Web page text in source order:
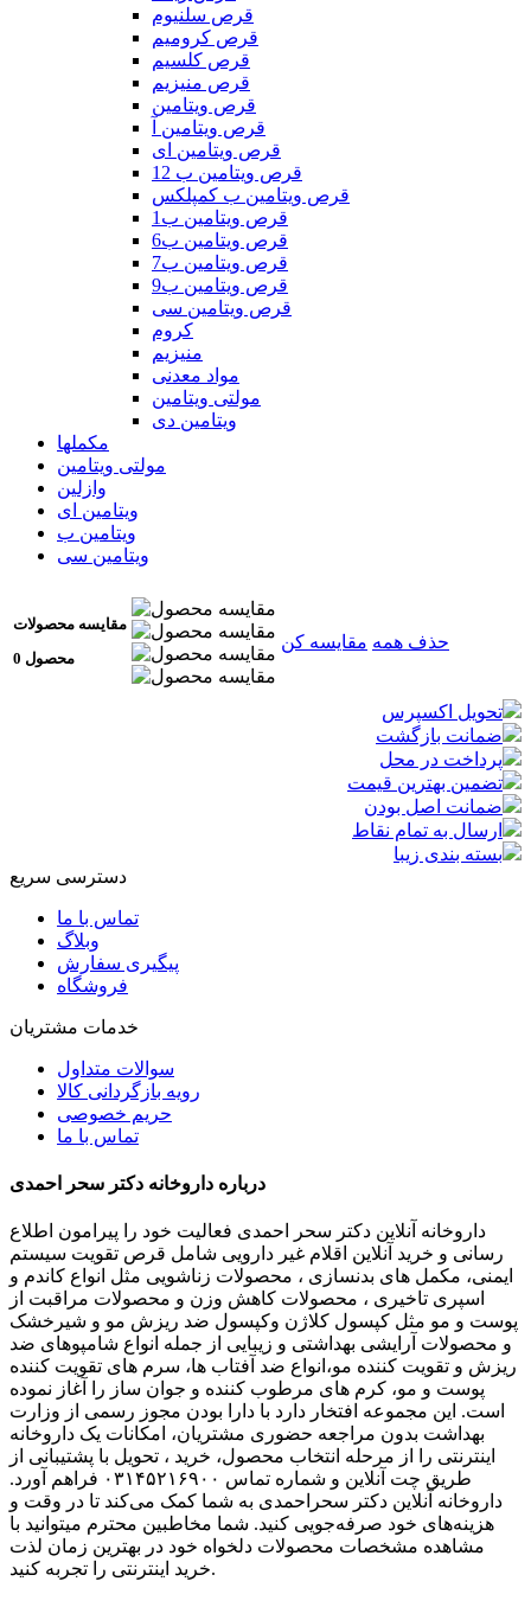
قرص سلنیوم
قرص کرومیم
قرص کلسیم
قرص منیزیم
قرص ویتامین
قرص ویتامین آ
قرص ویتامین ای
قرص ویتامین ب 12
قرص ویتامین ب کمپلکس
قرص ویتامین ب1
قرص ویتامین ب6
قرص ویتامین ب7
قرص ویتامین ب9
قرص ویتامین سی
کروم
منیزیم
مواد معدنی
مولتی ویتامین
ویتامین دی
مکملها
مولتی ویتامین
وازلین
ویتامین ای
ویتامین ب
ویتامین سی
مقایسه محصولات
0 محصول
حذف همه مقایسه کن
تحویل اکسپرس
ضمانت بازگشت
پرداخت در محل
تضمین بهترین قیمت
ضمانت اصل بودن
ارسال به تمام نقاط
بسته بندی زیبا
دسترسی سریع
تماس با ما
وبلاگ
پیگیری سفارش
فروشگاه
خدمات مشتریان
سوالات متداول
رویه بازگردانی کالا
حریم خصوصی
تماس با ما
درباره داروخانه دکتر سحر احمدی
داروخانه آنلاین دکتر سحر احمدی فعالیت خود را پیرامون اطلاع
رسانی و خرید آنلاین اقلام غیر دارویی شامل قرص تقویت سیستم
ایمنی، مکمل های بدنسازی ، محصولات زناشویی مثل انواع کاندم و
اسپری تاخیری ، محصولات کاهش وزن و محصولات مراقبت از
پوست و مو مثل کپسول کلاژن وکپسول ضد ریزش مو و شیرخشک
و محصولات آرایشی بهداشتی و زیبایی از جمله انواع شامپوهای ضد
ریزش و تقویت کننده مو،انواع ضد آفتاب ها، سرم های تقویت کننده
پوست و مو، کرم های مرطوب کننده و جوان ساز را آغاز نموده
است. این مجموعه افتخار دارد با دارا بودن مجوز رسمی از وزارت
بهداشت بدون مراجعه حضوری مشتریان، امکانات یک داروخانه
اینترنتی را از مرحله انتخاب محصول، خرید ، تحویل با پشتیبانی از
طریق چت آنلاین و شماره تماس ۰۳۱۴۵۲۱۶۹۰۰ فراهم آورد.
داروخانه آنلاین دکتر سحراحمدی به شما کمک می‌کند تا در وقت و
هزینه‌های خود صرفه‌جویی کنید. شما مخاطبین محترم میتوانید با
مشاهده مشخصات محصولات دلخواه خود در بهترین زمان لذت
خرید اینترنتی را تجربه کنید.